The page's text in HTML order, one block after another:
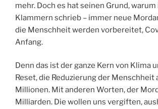
mehr. Doch es hat seinen Grund, warum
Klammern schrieb – immer neue
die Menschheit werden vorbereitet,
Anfang.
Denn das ist der ganze Kern von Klima
Reset, die Reduzierung der Menschheit
Millionen. Mit anderen Worten, der
Milliarden. Die wollen uns vergiften,